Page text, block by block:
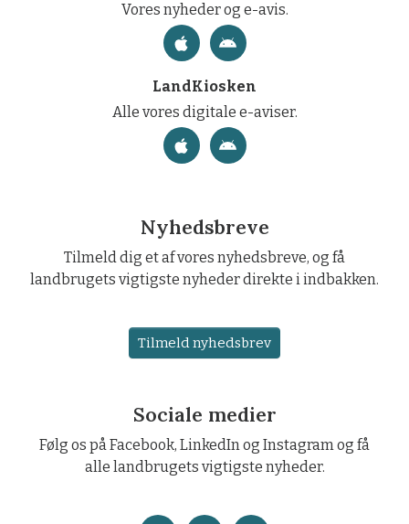
Vores nyheder og e-avis.
LandKiosken
Alle vores digitale e-aviser.
Nyhedsbreve
Tilmeld dig et af vores nyhedsbreve, og få
landbrugets vigtigste nyheder direkte i indbakken.
Tilmeld nyhedsbrev
Sociale medier
Følg os på Facebook, LinkedIn og Instagram og få
alle landbrugets vigtigste nyheder.